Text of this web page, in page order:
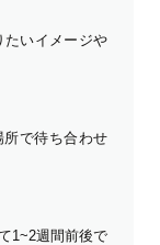
たいイメージや
で待ち合わせ
1~2週間前後で